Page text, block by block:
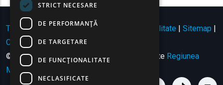
Termeni de utilizare | Politica de confidențialitate | Sitemap |
Contact
© Copyright 2024 - Toate drepturile rezervate Regiunea
Macedonia de Est și Tracia
STRICT NECESARE
DE PERFORMANȚĂ
DE TARGETARE
DE FUNCŢIONALITATE
NECLASIFICATE